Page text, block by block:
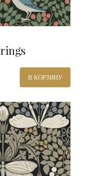
В КОРЗИНУ